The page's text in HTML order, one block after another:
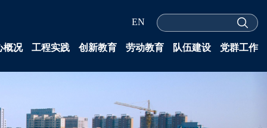
EN
概况 工程实践 创新教育 劳动教育 队伍建设 党群工作